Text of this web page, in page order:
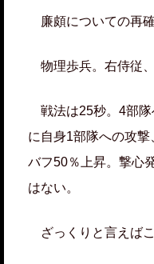
廉頗についての再確
物理歩兵。右侍従、
戦法は25秒。4部隊
に自身1部隊への攻
バフ50％上昇。撃心
はない。
ざっくりと言えばこ